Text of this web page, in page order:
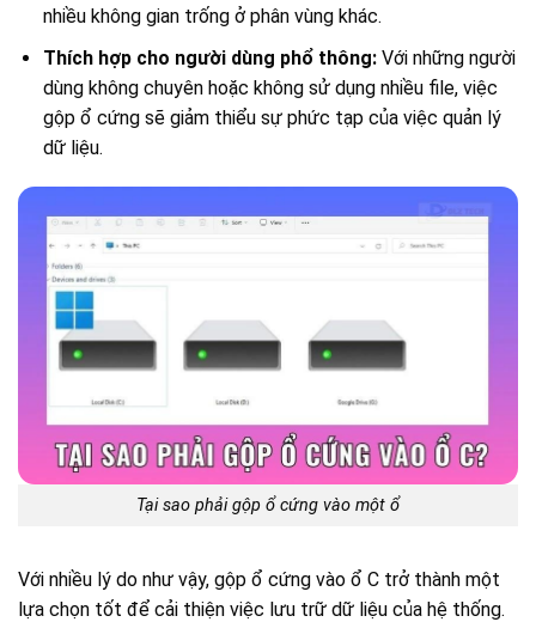
nhiều không gian trống ở phân vùng khác.
Thích hợp cho người dùng phổ thông:Với những người
dùng không chuyên hoặc không sử dụng nhiều file, việc
gộp ổ cứng sẽ giảm thiểu sự phức tạp của việc quản lý
dữ liệu.
Tại sao phải gộp ổ cứng vào một ổ
Với nhiều lý do như vậy, gộp ổ cứng vào ổ C trở thành một
lựa chọn tốt để cải thiện việc lưu trữ dữ liệu của hệ thống.